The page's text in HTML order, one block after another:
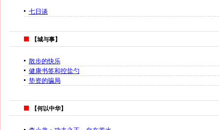
七日谈
【城与事】
散步的快乐
健康书签和控盐勺
垫资的骗局
【何以中华】